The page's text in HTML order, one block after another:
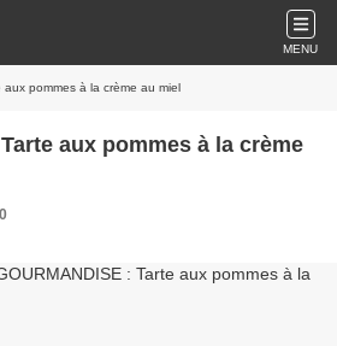
MENU
aux pommes à la crème au miel
aux pommes à la crème